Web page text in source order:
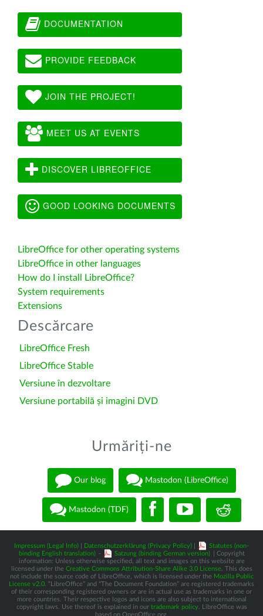
DOCUMENTATION
PROVIDE FEEDBACK
JOIN THE PROJECT!
MEET US AT EVENTS
DISCOVER LIBREOFFICE
GOOD LOOKING DOCUMENTS
LibreOffice for other operating systems
LibreOffice in other languages
How do I install LibreOffice?
System requirements
Extensions
Descărcare
LibreOffice Fresh
LibreOffice Stable
Versiune în dezvoltare
Versiune portabilă și imagini DVD
Urmăriți-ne
Our blog Mastodon (LibreOffice)
Mastodon (TDF)
Impressum (Legal Info) Datenschutzerklärung (Privacy Policy)
Statutes (non-
binding English translation) - Satzung (binding German version)
| Copyright
information: Unless otherwise specified, all text and images on this website are
licensed under the Creative Commons Attribution-Share Alike 3.0 License. This does
not include the source code of LibreOffice, which is licensed under the Mozilla Public
License v2.0 . “LibreOffice” and “The Document Foundation” are registered trademarks
of their corresponding registered owners or are in actual use as trademarks in one or
more countries. Their respective logos and icons are also subject to international
copyright laws. Use thereof is explained in our trademark policy. LibreOffice was
based on OpenOffice.org.